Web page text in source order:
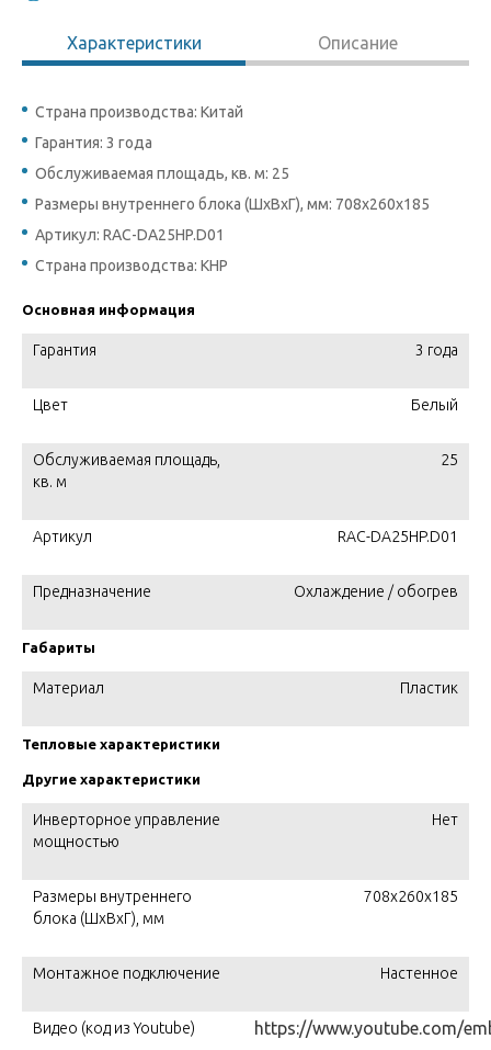
Характеристики Описание
Страна производства: Китай
Гарантия: 3 года
Обслуживаемая площадь, кв. м: 25
Размеры внутреннего блока (ШхВхГ), мм: 708x260x185
Артикул: RAC-DA25HP.D01
Страна производства: КНР
Основная информация
Гарантия 3 года
Цвет Белый
Обслуживаемая площадь,
кв. м
25
Артикул RAC-DA25HP.D01
Предназначение Охлаждение / обогрев
Габариты
Материал Пластик
Тепловые характеристики
Другие характеристики
Инверторное управление
мощностью
Нет
Размеры внутреннего
блока (ШхВхГ), мм
708x260x185
Монтажное подключение Настенное
Видео (код из Youtube) https://www.youtube.com/